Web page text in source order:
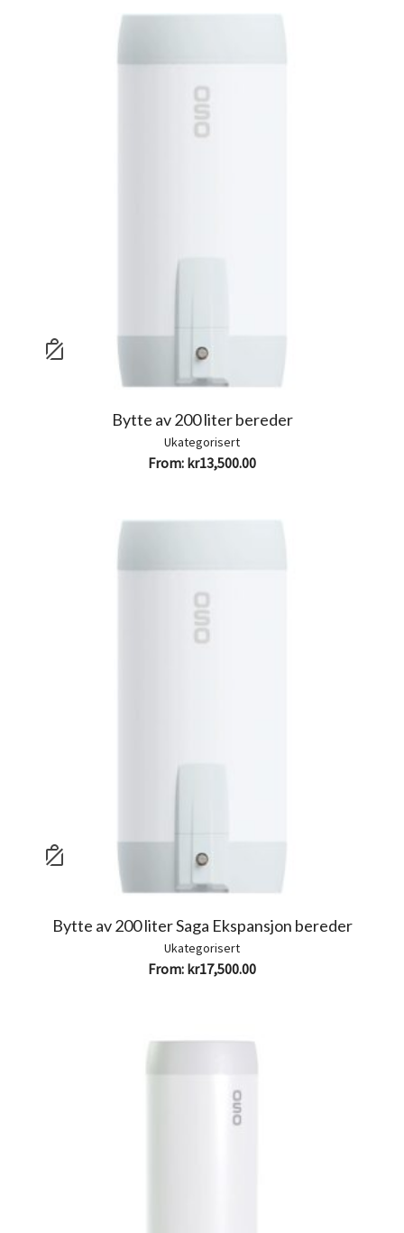
Bytte av 200 liter bereder
Ukategorisert
From: kr13,500.00
Bytte av 200 liter Saga Ekspansjon bereder
Ukategorisert
From: kr17,500.00